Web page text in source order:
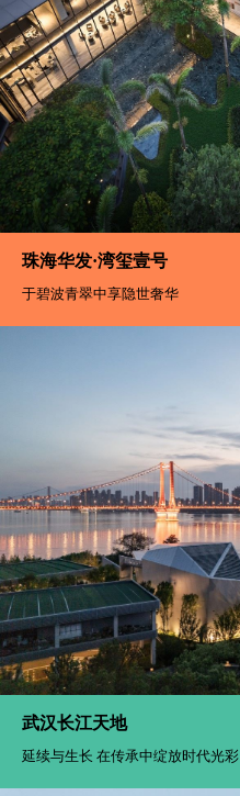
珠海华发·湾玺壹号
于碧波青翠中享隐世奢华
武汉长江天地
延续与生长 在传承中绽放时代光彩